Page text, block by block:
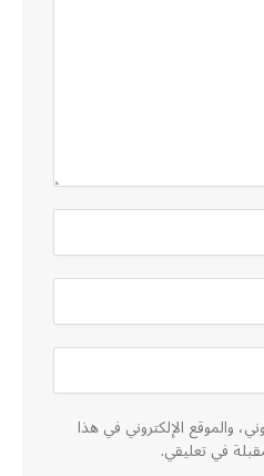
والموقع الإلكتروني في هذا
في تعليقي.